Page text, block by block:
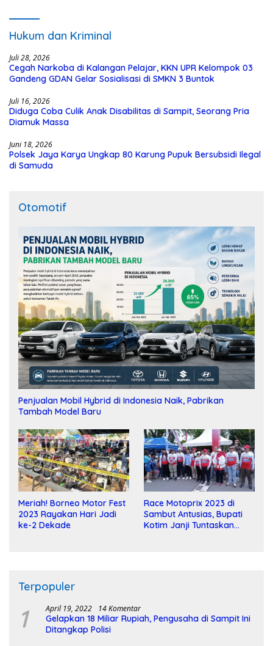
Hukum dan Kriminal
Juli 28, 2026
Cegah Narkoba di Kalangan Pelajar, KKN UPR Kelompok 03
Gandeng GDAN Gelar Sosialisasi di SMKN 3 Buntok
Juli 16, 2026
Diduga Coba Culik Anak Disabilitas di Sampit, Seorang Pria
Diamuk Massa
Juni 18, 2026
Polsek Jaya Karya Ungkap 80 Karung Pupuk Bersubsidi Ilegal
di Samuda
Otomotif
Penjualan Mobil Hybrid di Indonesia Naik, Pabrikan
Tambah Model Baru
Meriah! Borneo Motor Fest
2023 Rayakan Hari Jadi
ke-2 Dekade
Race Motoprix 2023 di
Sambut Antusias, Bupati
Kotim Janji Tuntaskan
Terpopuler
1 April 19, 2022 14 Komentar
Gelapkan 18 Miliar Rupiah, Pengusaha di Sampit Ini
Ditangkap Polisi